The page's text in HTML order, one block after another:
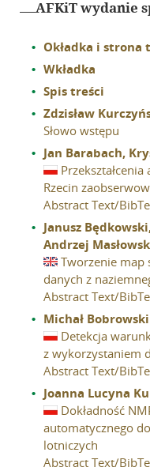
AFKiT wydanie
Okładka i strona
Wkładka
Spis treści
Zdzisław
Słowo wstępu
Jan Barabach,
Rzecin
Abstract Text/
Janusz
Andrzej
Tworzenie map
danych z
Abstract Text/
Michał Bobrowski
Detekcja
z wykorzystaniem
Abstract Text/
Joanna Lucyna
Dokładność
automatycznego
lotniczych
Abstract Text/